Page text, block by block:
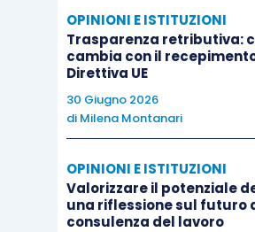
OPINIONI E ISTITUZIONI
Trasparenza retributiva:
cambia con il
Direttiva UE
30 Giugno 2026
di Milena Montanari
OPINIONI E ISTITUZIONI
Valorizzare il potenziale
una riflessione sul futuro
consulenza del lavoro